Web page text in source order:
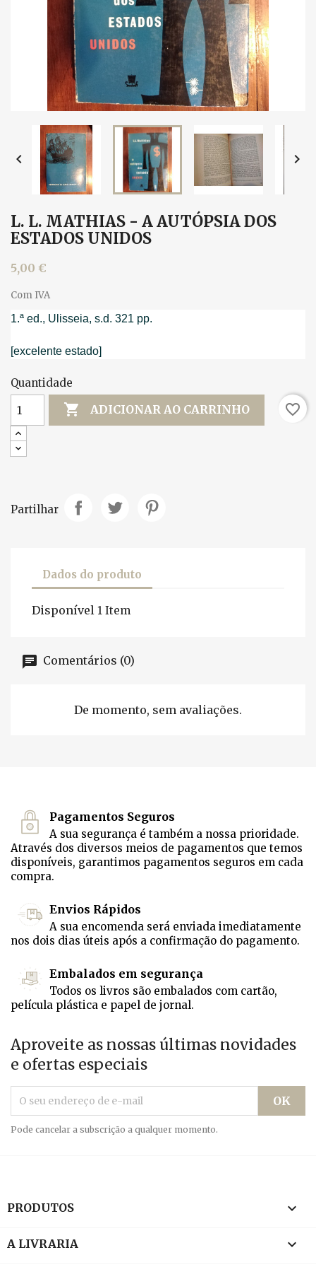
 
L. L. MATHIAS - A AUTÓPSIA DOS
ESTADOS UNIDOS
5,00 €
Com IVA
1.ª ed., Ulisseia, s.d. 321 pp.
[excelente estado]
Quantidade
 ADICIONAR AO CARRINHO favorite_border
Partilhar
Dados do produto
Disponível 1 Item
Comentários (0)
De momento, sem avaliações.
Pagamentos Seguros
A sua segurança é também a nossa prioridade.
Através dos diversos meios de pagamentos que temos
disponíveis, garantimos pagamentos seguros em cada
compra.
Envios Rápidos
A sua encomenda será enviada imediatamente
nos dois dias úteis após a confirmação do pagamento.
Embalados em segurança
Todos os livros são embalados com cartão,
película plástica e papel de jornal.
Aproveite as nossas últimas novidades
e ofertas especiais
Pode cancelar a subscrição a qualquer momento.
PRODUTOS 
A LIVRARIA 